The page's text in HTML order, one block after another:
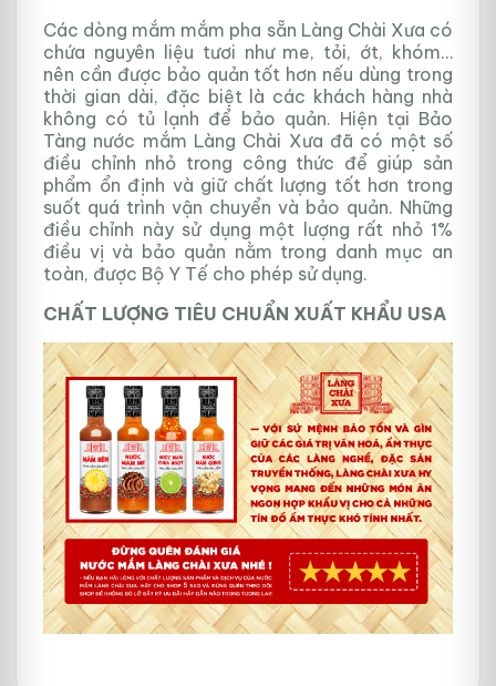
Các dòng mắm mắm pha sẵn Làng Chài Xưa có
chứa nguyên liệu tươi như me, tỏi, ớt, khóm…
nên cần được bảo quản tốt hơn nếu dùng trong
thời gian dài, đặc biệt là các khách hàng nhà
không có tủ lạnh để bảo quản. Hiện tại Bảo
Tàng nước mắm Làng Chài Xưa đã có một số
điều chỉnh nhỏ trong công thức để giúp sản
phẩm ổn định và giữ chất lượng tốt hơn trong
suốt quá trình vận chuyển và bảo quản. Những
điều chỉnh này sử dụng một lượng rất nhỏ 1%
điều vị và bảo quản nằm trong danh mục an
toàn, được Bộ Y Tế cho phép sử dụng.
CHẤT LƯỢNG TIÊU CHUẨN XUẤT KHẨU USA